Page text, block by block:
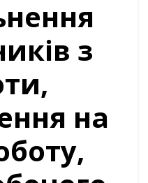
з
на